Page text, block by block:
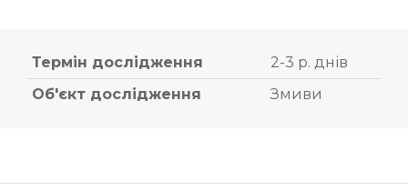
Термін дослідження
2-3 р. днів
Об'єкт дослідження
Змиви